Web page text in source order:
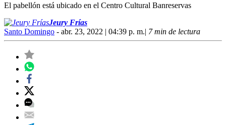
El pabellón está ubicado en el Centro Cultural Banreservas
Jeury Frías
Santo Domingo - abr. 23, 2022 | 04:39 p. m.| 7 min de lectura